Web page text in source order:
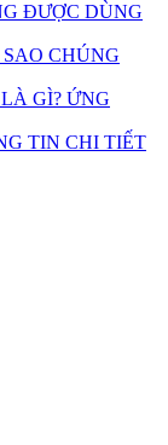
ĐƯỢC DÙNG
CHÚNG
GÌ? ỨNG
TIN CHI TIẾT